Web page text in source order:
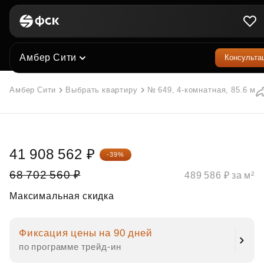
Амбер Сити
Амбер Сити Выбрать квартиру № 649, 4-комнатная, 85.6 м²
68 702 560 ₽
41 908 562 ₽ -39%
Максимальная скидка
Фиксация цены на 90 дней
по программе трейд‑ин
489 586 ₽ за м²